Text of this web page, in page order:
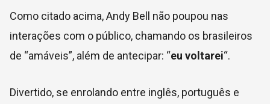
Como citado acima, Andy Bell não poupou nas
interações com o público, chamando os brasileiros
de “amáveis”, além de antecipar: “eu voltarei“.
Divertido, se enrolando entre inglês, português e